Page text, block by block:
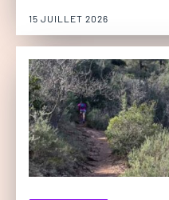
15 JUILLET 2026